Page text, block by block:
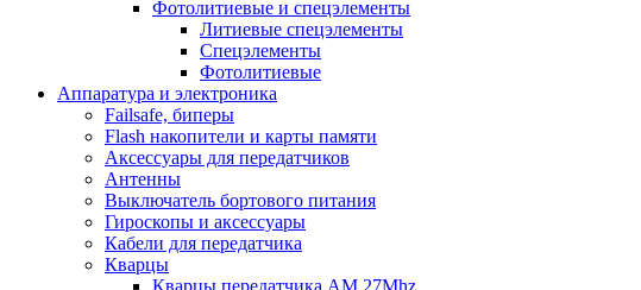
Фотолитиевые и спецэлементы
Литиевые спецэлементы
Спецэлементы
Фотолитиевые
Аппаратура и электроника
Failsafe, биперы
Flash накопители и карты памяти
Аксессуары для передатчиков
Антенны
Выключатель бортового питания
Гироскопы и аксессуары
Кабели для передатчика
Кварцы
Кварцы передатчика AM 27Mhz